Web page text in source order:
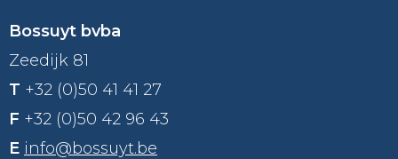
Bossuyt bvba
Zeedijk 81
T +32 (0)50 41 41 27
F +32 (0)50 42 96 43
E info@bossuyt.be